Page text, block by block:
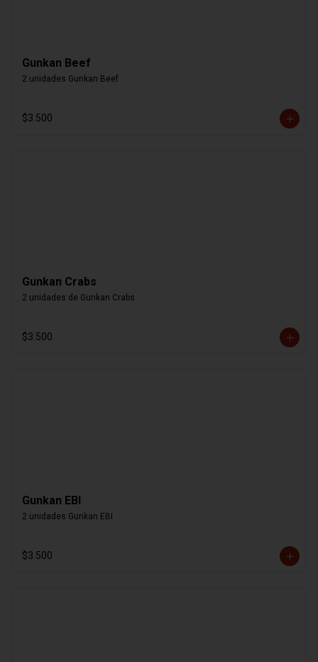
Gunkan Beef
2 unidades Gunkan Beef
$3.500
Gunkan Crabs
2 unidades de Gunkan Crabs
$3.500
Gunkan EBI
2 unidades Gunkan EBI
$3.500